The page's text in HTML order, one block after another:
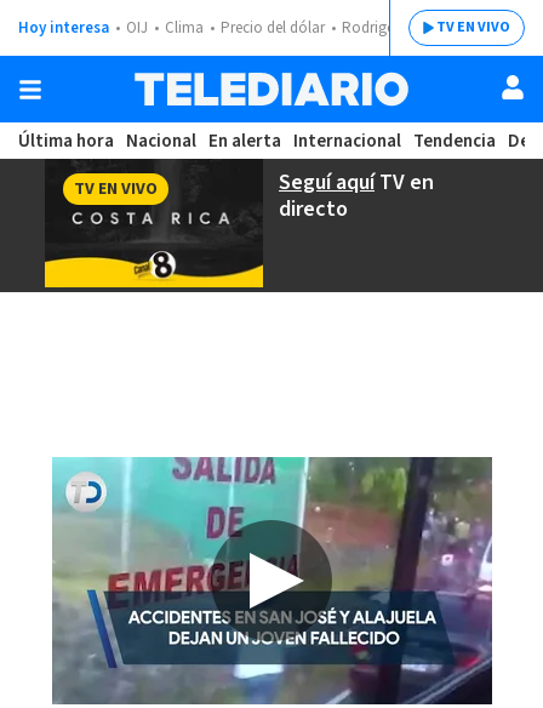
Hoy interesa OIJ Clima Precio del dólar Rodrigo ChavesTV EN VIVO
Última hora Nacional En alerta Internacional Tendencia
Seguí aquíTV en
directo
TV EN VIVO